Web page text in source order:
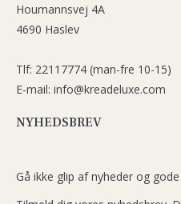
Houmannsvej 4A
4690 Haslev
Tlf: 22117774 (man-fre 10-15)
E-mail: info@kreadeluxe.com
NYHEDSBREV
Gå ikke glip af nyheder og